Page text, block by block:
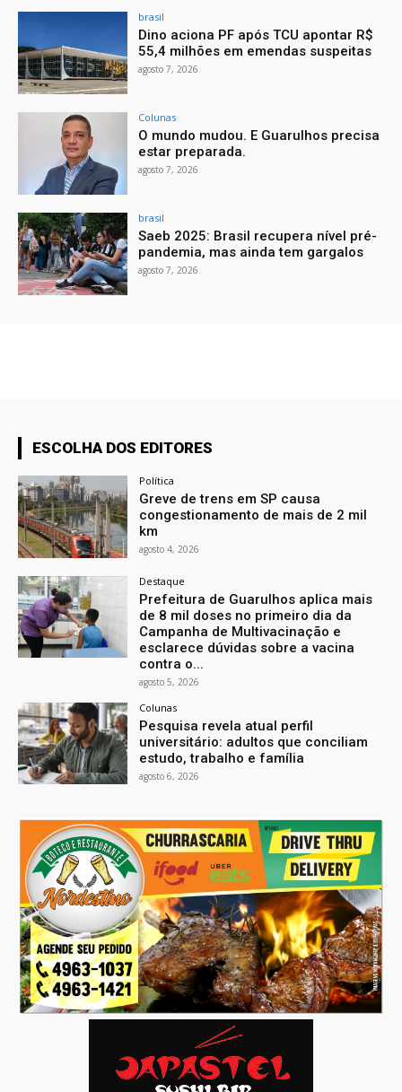
brasil
Dino aciona PF após TCU apontar R$
55,4 milhões em emendas suspeitas
agosto 7, 2026
Colunas
O mundo mudou. E Guarulhos precisa
estar preparada.
agosto 7, 2026
brasil
Saeb 2025: Brasil recupera nível pré-
pandemia, mas ainda tem gargalos
agosto 7, 2026
ESCOLHA DOS EDITORES
Política
Greve de trens em SP causa
congestionamento de mais de 2 mil
km
agosto 4, 2026
Destaque
Prefeitura de Guarulhos aplica mais
de 8 mil doses no primeiro dia da
Campanha de Multivacinação e
esclarece dúvidas sobre a vacina
contra o...
agosto 5, 2026
Colunas
Pesquisa revela atual perfil
universitário: adultos que conciliam
estudo, trabalho e família
agosto 6, 2026